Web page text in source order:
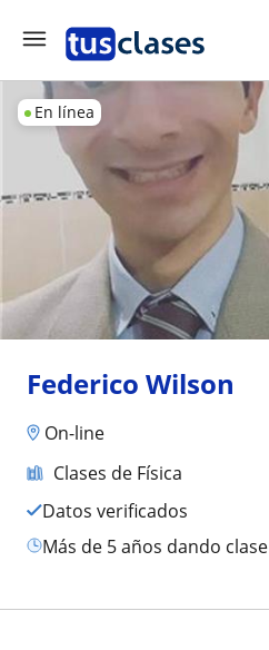
En línea
Federico Wilson
On-line
Clases de Física
Datos verificados
más de 5 años dando clase